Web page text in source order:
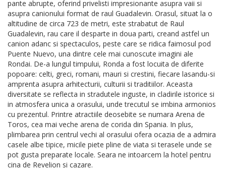
pante abrupte, oferind privelisti impresionante asupra vaii si
asupra canionului format de raul Guadalevin. Orasul, situat la o
altitudine de circa 723 de metri, este strabatut de Raul
Guadalevin, rau care il desparte in doua parti, creand astfel un
canion adanc si spectaculos, peste care se ridica faimosul pod
Puente Nuevo, una dintre cele mai cunoscute imagini ale
Rondai. De-a lungul timpului, Ronda a fost locuita de diferite
popoare: celti, greci, romani, mauri si crestini, fiecare lasandu-si
amprenta asupra arhitecturii, culturii si traditiilor. Aceasta
diversitate se reflecta in stradutele inguste, in cladirile istorice si
in atmosfera unica a orasului, unde trecutul se imbina armonios
cu prezentul. Printre atractiile deosebite se numara Arena de
Toros, cea mai veche arena de corida din Spania. In plus,
plimbarea prin centrul vechi al orasului ofera ocazia de a admira
casele albe tipice, micile piete pline de viata si terasele unde se
pot gusta preparate locale. Seara ne intoarcem la hotel pentru
cina de Revelion si cazare.